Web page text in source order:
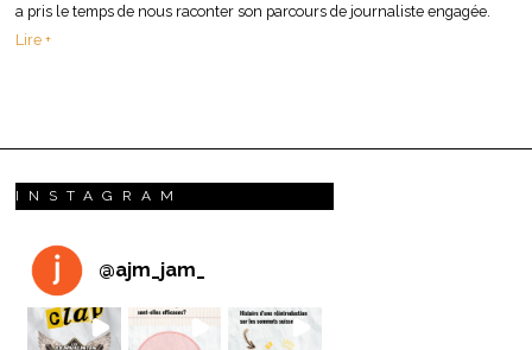
a pris le temps de nous raconter son parcours de journaliste engagée.
Lire +
INSTAGRAM
@ajm_jam_